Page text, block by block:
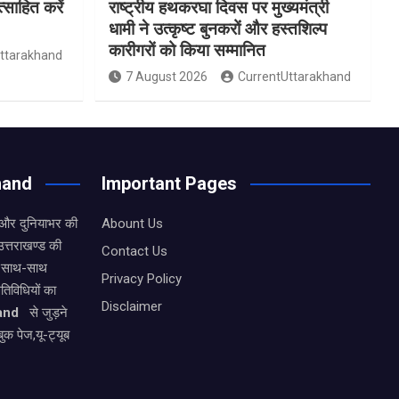
करें
राष्ट्रीय हथकरघा दिवस पर मुख्यमंत्री
धामी ने उत्कृष्ट बुनकरों और हस्तशिल्प
कारीगरों को किया सम्मानित
7 August 2026 CurrentUttarakhand
दुनियाभर की
की
साथ-साथ
का
से जुड़ने
पेज,यू-ट्यूब
Important Pages
Abount Us
Contact Us
Privacy Policy
Disclaimer